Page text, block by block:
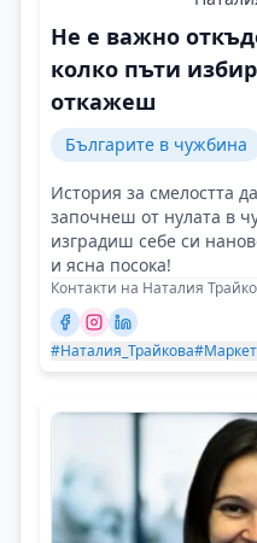
Не е важно
колко пъти
откажеш
Българите в чужбина
История за смелостта
започнеш от нулата в
изградиш себе си
и ясна посока!
Контакти на Наталия
#Наталия_Трайкова